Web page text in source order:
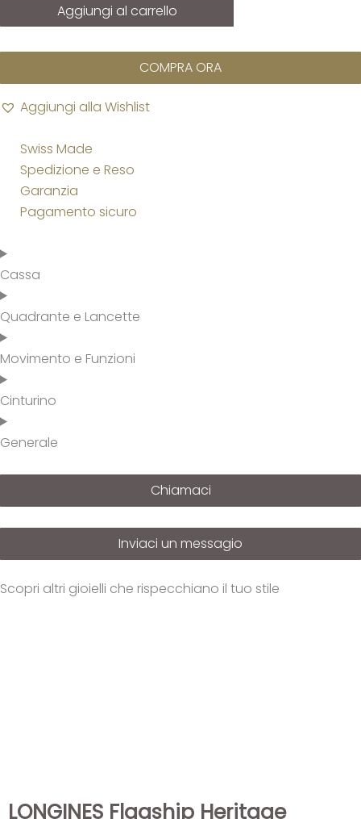
Aggiungi al carrello
COMPRA ORA
Aggiungi alla Wishlist
Swiss Made
Spedizione e Reso
Garanzia
Pagamento sicuro
Cassa
Quadrante e Lancette
Movimento e Funzioni
Cinturino
Generale
Chiamaci
Inviaci un messagio
Scopri altri gioielli che rispecchiano il tuo stile
LONGINES Flagship Heritage